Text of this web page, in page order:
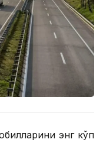
энг кўп